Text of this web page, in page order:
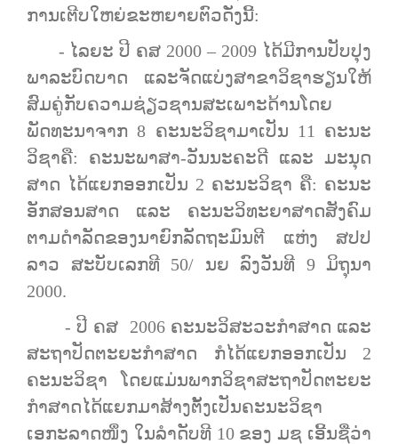
ການເຕີບໃຫຍ່ຂະຫຍາຍຕົວດັ່ງນີ້:
- ໄລຍະ ປີ ຄສ 2000 – 2009 ໄດ້ມີການປັບປຸງ
ພາລະບົດບາດ ແລະຈັດແບ່ງສາຂາວິຊາຮຽນໃຫ້
ສົມຄູ່ກັບຄວາມຊ່ຽວຊານສະເພາະດ້ານໂດຍ
ພັດທະນາຈາກ 8 ຄະນະ​ວິຊາ​ມາ​ເປັນ 11 ຄະນະ​
ວິຊາຄື: ຄະນະ​ພາສາ​-ວັນນະຄະດີ ​ແລະ​ ມະນຸດ​
ສາ​ດ ​ໄດ້​ແຍກອອກ​ເປັນ 2 ຄະນະວິຊາ ຄື: ຄະນະ
ອັກສອນສາດ ​ແລະ ຄະນະ​ວິທະຍາສາດ​ສັງຄົມ
ຕາມ​ດໍາລັດ​ຂອງ​ນາຍົກລັດຖະມົນຕີ​ ແຫ່ງ ​ສປປ
ລາວ ສະບັບ​ເລກທີ 50/ ນຍ ລົງ​ວັນ​ທີ 9 ມິຖຸນາ
2000.
- ປີ ຄສ 2006 ຄະນະ​ວິສະວະ​ກໍາ​ສາດ ​ແລະ
ສະຖາປັດຕະຍະ​ກໍາ​ສາດ ກໍ​ໄດ້​ແຍກ​ອອກ​ເປັນ​ 2
ຄະນະວິຊາ ​​ໂດຍ​ແມ່ນ​ພາກ​ວິຊາ​ສະຖາປັດຕະຍະ​
ກໍາ​ສາດ​ໄດ້​ແຍກມາ​ສ້າງ​ຕັ້ງ​ເປັນ​ຄະນະ​ວິຊາ​
ເອກະລາດໜຶ່ງ ​ໃນ​ລຳດັບທີ 10 ຂອງ​ ມຊ ເອີ້ນ​ຊື່ວ່າ